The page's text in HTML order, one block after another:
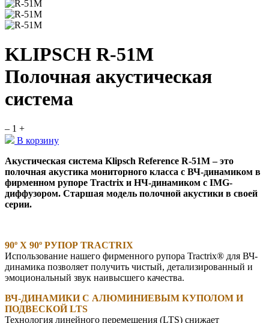
KLIPSCH R-51M
Полочная акустическая
система
– 1 +
В корзину
Акустическая система Klipsch Reference R-51M – это
полочная акустика мониторного класса с ВЧ-динамиком в
фирменном рупоре Tractrix и НЧ-динамиком с IMG-
диффузором. Старшая модель полочной акустики в своей
серии.
90º X 90º РУПОР TRACTRIX
Использование нашего фирменного рупора Tractrix® для ВЧ-
динамика позволяет получить чистый, детализированный и
эмоциональный звук наивысшего качества.
ВЧ-ДИНАМИКИ С АЛЮМИНИЕВЫМ КУПОЛОМ И
ПОДВЕСКОЙ LTS
Технология линейного перемещения (LTS) снижает